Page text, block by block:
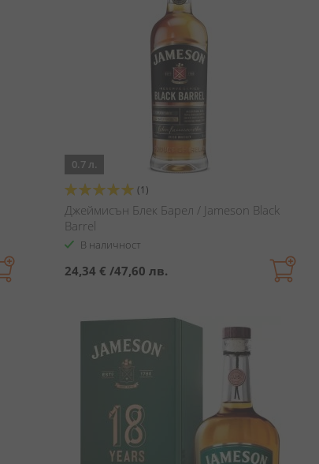
0.7 л.
Оценка:
100%
(1)
Джеймисън Блек Барел / Jameson Black
Barrel
В наличност
24,34 € /47,60 лв.